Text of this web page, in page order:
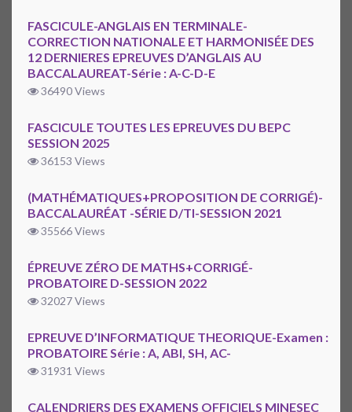
FASCICULE-ANGLAIS EN TERMINALE-
CORRECTION NATIONALE ET HARMONISÉE DES
12 DERNIERES EPREUVES D’ANGLAIS AU
BACCALAUREAT-Série : A-C-D-E
36490 Views
FASCICULE TOUTES LES EPREUVES DU BEPC
SESSION 2025
36153 Views
(MATHÉMATIQUES+PROPOSITION DE CORRIGÉ)-
BACCALAURÉAT -SÉRIE D/TI-SESSION 2021
35566 Views
ÉPREUVE ZÉRO DE MATHS+CORRIGÉ-
PROBATOIRE D-SESSION 2022
32027 Views
EPREUVE D’INFORMATIQUE THEORIQUE-Examen :
PROBATOIRE Série : A, ABI, SH, AC-
31931 Views
CALENDRIERS DES EXAMENS OFFICIELS MINESEC